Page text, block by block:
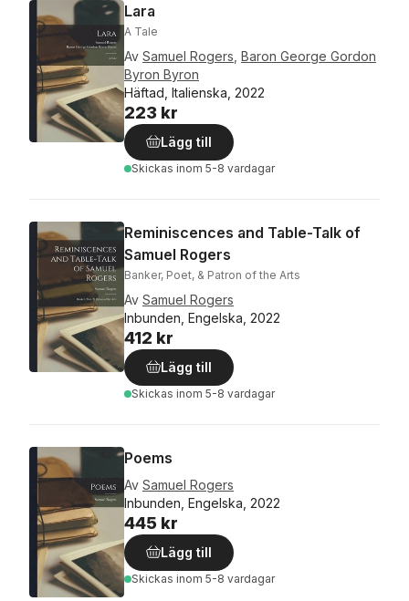
Lara
A Tale
Av Samuel Rogers Baron George Gordon
Byron Byron
Häftad, Italienska, 2022
223 kr
Lägg till
Skickas inom 5-8 vardagar
Reminiscences and Table-Talk of
Samuel Rogers
Banker, Poet, & Patron of the Arts
Av Samuel Rogers
Inbunden, Engelska, 2022
412 kr
Lägg till
Skickas inom 5-8 vardagar
Poems
Av Samuel Rogers
Inbunden, Engelska, 2022
445 kr
Lägg till
Skickas inom 5-8 vardagar